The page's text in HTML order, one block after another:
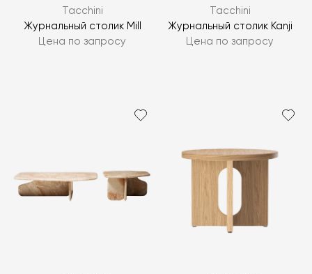
Tacchini
Журнальный столик Mill
Цена по запросу
Tacchini
Журнальный столик Kanji
Цена по запросу